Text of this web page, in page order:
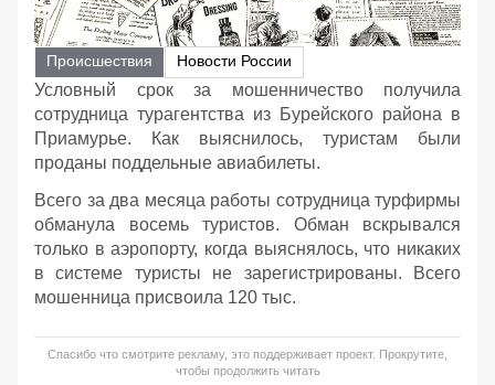
Происшествия Новости России
Условный срок за мошенничество получила
сотрудница турагентства из Бурейского района в
Приамурье. Как выяснилось, туристам были
проданы поддельные авиабилеты.
Всего за два месяца работы сотрудница турфирмы
обманула восемь туристов. Обман вскрывался
только в аэропорту, когда выяснялось, что никаких
в системе туристы не зарегистрированы. Всего
мошенница присвоила 120 тыс.
Спасибо что смотрите рекламу, это поддерживает проект. Прокрутите,
чтобы продолжить читать